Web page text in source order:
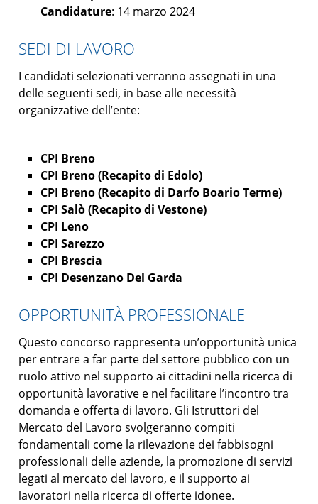
Candidature: 14 marzo 2024
SEDI DI LAVORO
I candidati selezionati verranno assegnati in una
delle seguenti sedi, in base alle necessità
organizzative dell’ente:
CPI Breno
CPI Breno (Recapito di Edolo)
CPI Breno (Recapito di Darfo Boario Terme)
CPI Salò (Recapito di Vestone)
CPI Leno
CPI Sarezzo
CPI Brescia
CPI Desenzano Del Garda
OPPORTUNITÀ PROFESSIONALE
Questo concorso rappresenta un’opportunità unica
per entrare a far parte del settore pubblico con un
ruolo attivo nel supporto ai cittadini nella ricerca di
opportunità lavorative e nel facilitare l’incontro tra
domanda e offerta di lavoro. Gli Istruttori del
Mercato del Lavoro svolgeranno compiti
fondamentali come la rilevazione dei fabbisogni
professionali delle aziende, la promozione di servizi
legati al mercato del lavoro, e il supporto ai
lavoratori nella ricerca di offerte idonee.